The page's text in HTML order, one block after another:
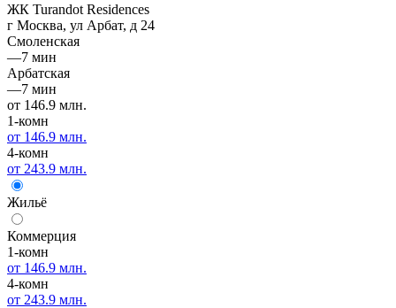
ЖК Turandot Residences
г Москва, ул Арбат, д 24
Смоленская
—7 мин
Арбатская
—7 мин
от 146.9 млн.
1-комн
от 146.9 млн.
4-комн
от 243.9 млн.
Жильё
Коммерция
1-комн
от 146.9 млн.
4-комн
от 243.9 млн.